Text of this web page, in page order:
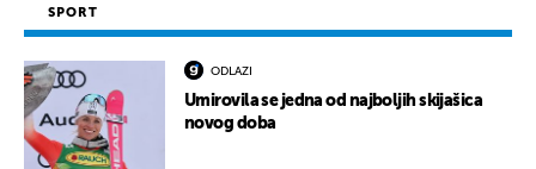
SPORT
ODLAZI
Umirovila se jedna od najboljih skijašica
novog doba